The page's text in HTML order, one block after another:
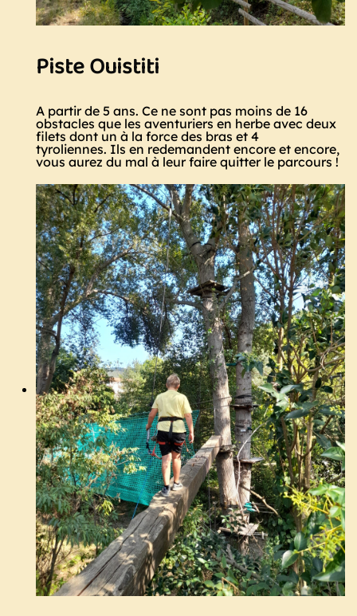
Piste Ouistiti
A partir de 5 ans. Ce ne sont pas moins de 16
obstacles que les aventuriers en herbe avec deux
filets dont un à la force des bras et 4
tyroliennes. Ils en redemandent encore et encore,
vous aurez du mal à leur faire quitter le parcours !